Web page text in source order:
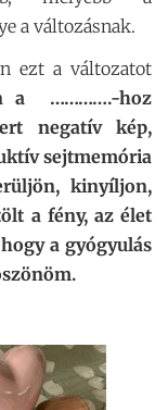
a változásnak.
ezt a változatot
a ………….-hoz
negatív kép,
sejtmemória
kinyíljon,
a fény, az élet
a gyógyulás